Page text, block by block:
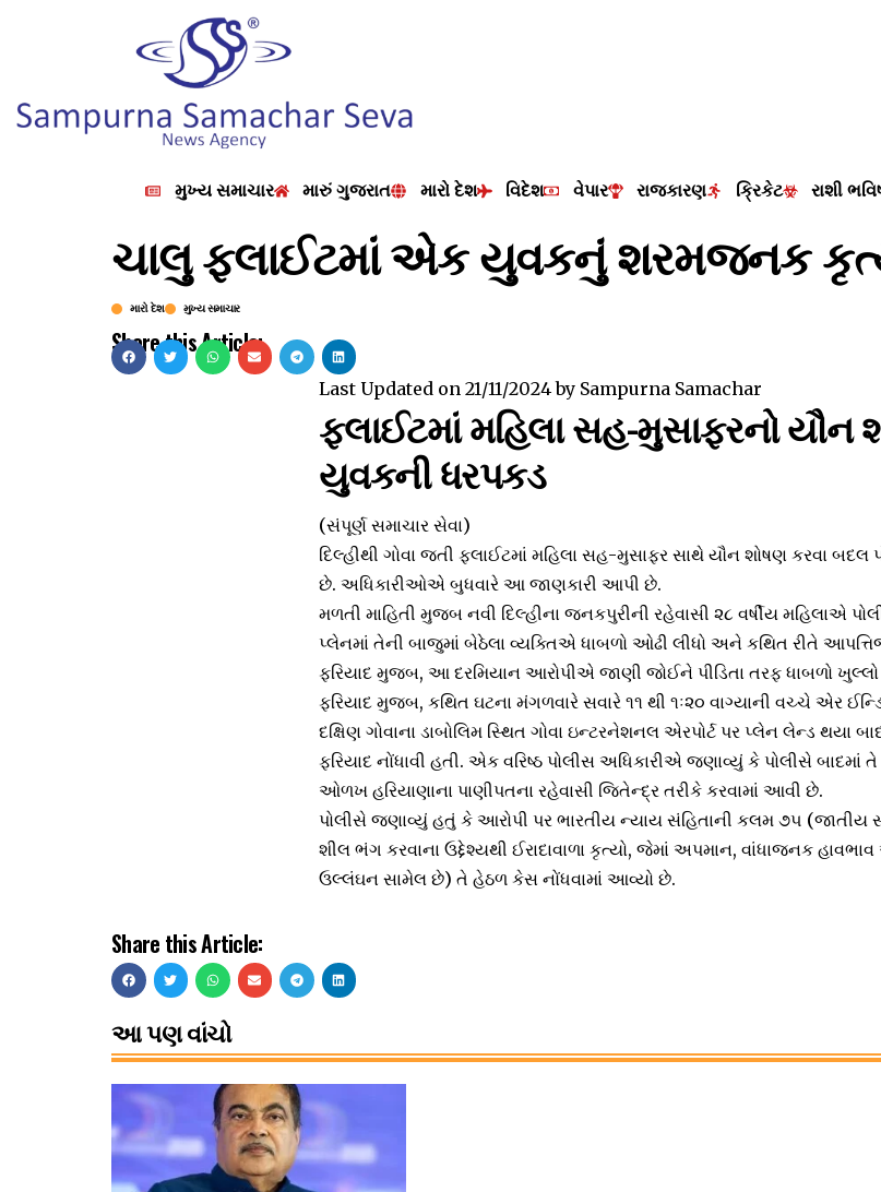
મુખ્ય સમાચાર મારું ગુજરાત મારો દેશ વિદેશ વેપાર રાજકારણ ક્રિકેટ રાશી
ચાલુ ફ્લાઈટમાં એક યુવકનું શરમજનક
મારો દેશ મુખ્ય સમાચાર
Share this Article:
Last Updated on 21/11/2024by Sampurna Samachar
ફ્લાઈટમાં મહિલા સહ-મુસાફરનો યૌન
યુવકની ધરપકડ
(સંપૂર્ણ સમાચાર સેવા)
દિલ્હીથી ગોવા જતી ફ્લાઈટમાં મહિલા સહ-મુસાફર સાથે યૌન શોષણ કરવા બદલ
છે. અધિકારીઓએ બુધવારે આ જાણકારી આપી છે.
મળતી માહિતી મુજબ નવી દિલ્હીના જનકપુરીની રહેવાસી ૨૮ વર્ષીય મહિલાએ
પ્લેનમાં તેની બાજુમાં બેઠેલા વ્યક્તિએ ધાબળો ઓઢી લીધો અને કથિત રીતે
ફરિયાદ મુજબ, આ દરમિયાન આરોપીએ જાણી જોઈને પીડિતા તરફ ધાબળો ખુલ્લો
ફરિયાદ મુજબ, કથિત ઘટના મંગળવારે સવારે ૧૧ થી ૧ઃ૨૦ વાગ્યાની વચ્ચે એર
દક્ષિણ ગોવાના ડાબોલિમ સ્થિત ગોવા ઇન્ટરનેશનલ એરપોર્ટ પર પ્લેન લેન્ડ થયા
ફરિયાદ નોંધાવી હતી. એક વરિષ્ઠ પોલીસ અધિકારીએ જણાવ્યું કે પોલીસે બાદમાં
ઓળખ હરિયાણાના પાણીપતના રહેવાસી જિતેન્દ્ર તરીકે કરવામાં આવી છે.
પોલીસે જણાવ્યું હતું કે આરોપી પર ભારતીય ન્યાય સંહિતાની કલમ ૭૫ (જાતીય
શીલ ભંગ કરવાના ઉદ્દેશ્યથી ઈરાદાવાળા કૃત્યો, જેમાં અપમાન, વાંધાજનક
ઉલ્લંઘન સામેલ છે) તે હેઠળ કેસ નોંધવામાં આવ્યો છે.
Share this Article:
આ પણ વાંચો